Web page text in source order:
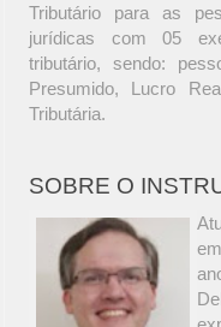
Tributário para as
jurídicas com 05
tributário, sendo:
Presumido, Lucro
Tributária.
SOBRE O